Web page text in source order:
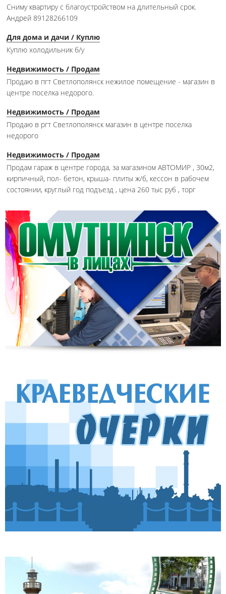
Сниму квартиру с благоустройством на длительный срок.
Андрей 89128266109
Для дома и дачи / Куплю
Куплю холодильник б/у
Недвижимость / Продам
Продаю в пгт Светлополянск нежилое помещение - магазин в
центре поселка недорого.
Недвижимость / Продам
Продаю в ргт Светлополянск магазин в центре поселка
недорого
Недвижимость / Продам
Продам гараж в центре города, за магазином АВТОМИР , 30м2,
кирпичный, пол- бетон, крыша- плиты ж/б, кессон в рабочем
состоянии, круглый год подъезд , цена 260 тыс руб , торг